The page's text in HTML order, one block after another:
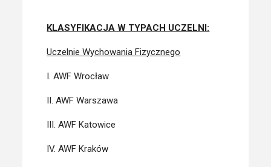
KLASYFIKACJA W TYPACH UCZELNI:
Uczelnie Wychowania Fizycznego
I. AWF Wrocław
II. AWF Warszawa
III. AWF Katowice
IV. AWF Kraków